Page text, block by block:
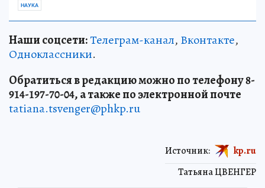
НАУКА
Наши соцсети:Телеграм-канал, Вконтакте,
Одноклассники.
Обратиться в редакцию можно по телефону 8-
914-197-70-04, а также по электронной почте
tatiana.tsvenger@phkp.ru
Татьяна ЦВЕНГЕР
Источник: kp.ru